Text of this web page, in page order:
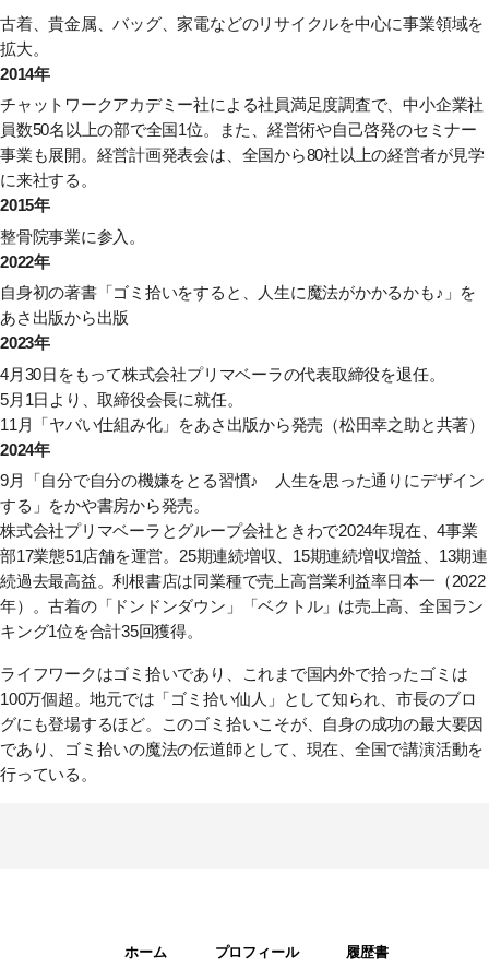
古着、貴金属、バッグ、家電などのリサイクルを中心に事業領域を
拡大。
2014年
チャットワークアカデミー社による社員満足度調査で、中小企業社
員数50名以上の部で全国1位。また、経営術や自己啓発のセミナー
事業も展開。経営計画発表会は、全国から80社以上の経営者が見学
に来社する。
2015年
整骨院事業に参入。
2022年
自身初の著書「ゴミ拾いをすると、人生に魔法がかかるかも♪」 を
あさ出版から出版
2023年
4月30日をもって株式会社プリマベーラの代表取締役を退任。
5月1日より、取締役会長に就任。
11月
「ヤバい仕組み化」
をあさ出版から発売（松田幸之助と共著）
2024年
9月
「自分で自分の機嫌をとる習慣♪ 人生を思った通りにデザイン
する」 をかや書房から発売。
株式会社プリマベーラとグループ会社ときわで2024年現在、4事業
部17業態51店舗を運営。25期連続増収、15期連続増収増益、13期連
続過去最高益。利根書店は同業種で売上高営業利益率日本一（2022
年）。古着の「ドンドンダウン」「ベクトル」は売上高、全国ラン
キング1位を合計35回獲得。
ライフワークはゴミ拾いであり、これまで国内外で拾ったゴミは
100万個超。地元では「ゴミ拾い仙人」として知られ、市長のブロ
グにも登場するほど。このゴミ拾いこそが、自身の成功の最大要因
であり、ゴミ拾いの魔法の伝道師として、現在、全国で講演活動を
行っている。
ホーム プロフィール 履歴書